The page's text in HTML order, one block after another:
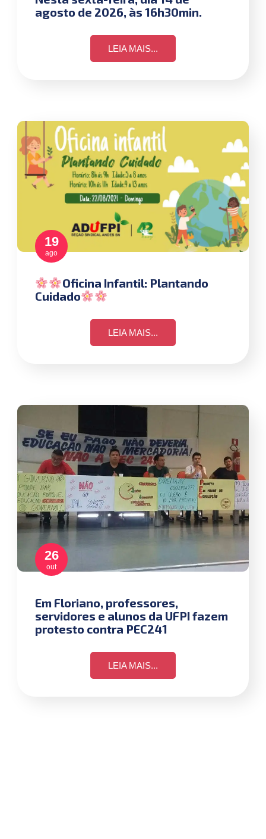
agosto de 2026, às 16h30min.
LEIA MAIS...
19
ago
Oficina Infantil: Plantando
Cuidado
LEIA MAIS...
26
out
Em Floriano, professores,
servidores e alunos da UFPI fazem
protesto contra PEC241
LEIA MAIS...